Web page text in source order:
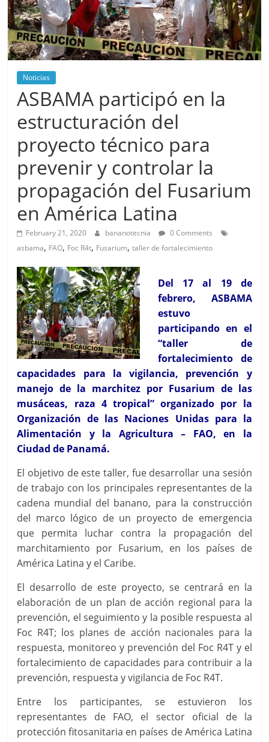
Noticias
ASBAMA participó en la
estructuración del
proyecto técnico para
prevenir y controlar la
propagación del Fusarium
en América Latina
February 21, 2020 bananotecnia
0 Comments
asbama, FAO, Foc R4t, Fusarium,taller de fortalecimiento
Del 17 al 19 de
febrero, ASBAMA
estuvo
participando en el
“taller de
fortalecimiento de
capacidades para la vigilancia, prevención y
manejo de la marchitez por Fusarium de las
musáceas, raza 4 tropical” organizado por la
Organización de las Naciones Unidas para la
Alimentación y la Agricultura – FAO, en la
Ciudad de Panamá.
El objetivo de este taller, fue desarrollar una sesión
de trabajo con los principales representantes de la
cadena mundial del banano, para la construcción
del marco lógico de un proyecto de emergencia
que permita luchar contra la propagación del
marchitamiento por Fusarium, en los países de
América Latina y el Caribe.
El desarrollo de este proyecto, se centrará en la
elaboración de un plan de acción regional para la
prevención, el seguimiento y la posible respuesta al
Foc R4T; los planes de acción nacionales para la
respuesta, monitoreo y prevención del Foc R4T y el
fortalecimiento de capacidades para contribuir a la
prevención, respuesta y vigilancia de Foc R4T.
Entre los participantes, se estuvieron los
representantes de FAO, el sector oﬁcial de la
protección ﬁtosanitaria en países de América Latina